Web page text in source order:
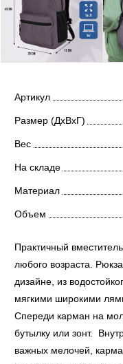
Артикул
Размер (ДхВхГ)
Вес
На складе
Материал
Объем
Практичный
любого возраста.
дизайне, из
мягкими широкими
Спереди карман на
бутылку или зонт.
важных мелочей,